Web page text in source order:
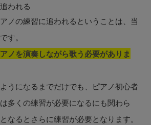
われる
ノの練習に追われるということは、当
す。
ノを演奏しながら歌う必要がありま
うになるまでだけでも、ピアノ初心者
多くの練習が必要になるにも関わら
なるとさらに練習が必要となります。